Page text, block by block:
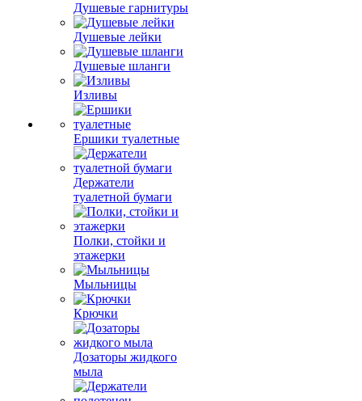
Душевые гарнитуры
Душевые лейки
Душевые шланги
Изливы
Ершики туалетные
Держатели
туалетной бумаги
Полки, стойки и
этажерки
Мыльницы
Крючки
Дозаторы жидкого
мыла